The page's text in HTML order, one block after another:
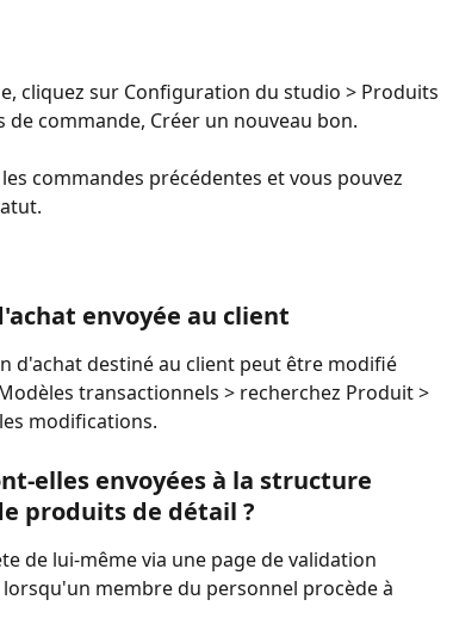
cliquez sur Configuration du studio > Produits
de commande, Créer un nouveau bon.
commandes précédentes et vous pouvez
envoyée au client
d'achat destiné au client peut être modifié
transactionnels > recherchez Produit >
modifications.
elles envoyées à la structure
produits de détail ?
de lui-même via une page de validation
membre du personnel procède à